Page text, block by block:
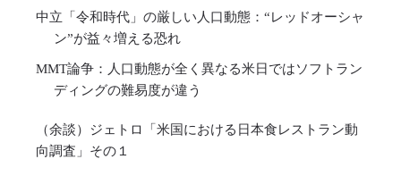
中立「令和時代」の厳しい人口動態：“レッドオーシャ
ン”が益々増える恐れ
MMT論争：人口動態が全く異なる米日ではソフトラン
ディングの難易度が違う
（余談）ジェトロ「米国における日本食レストラン動
向調査」その１